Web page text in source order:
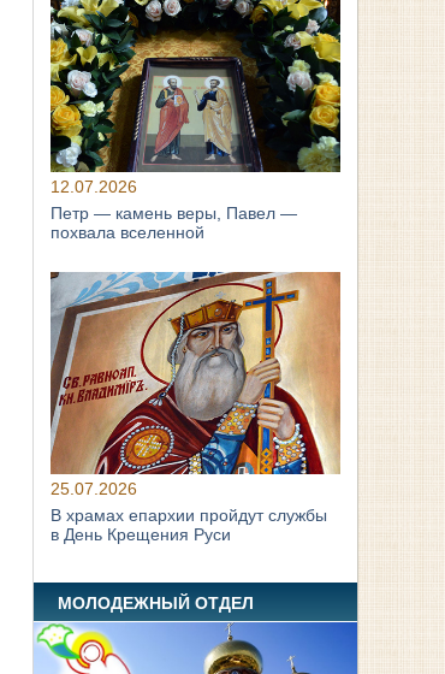
12.07.2026
Петр — камень веры, Павел —
похвала вселенной
25.07.2026
В храмах епархии пройдут службы
в День Крещения Руси
МОЛОДЕЖНЫЙ ОТДЕЛ